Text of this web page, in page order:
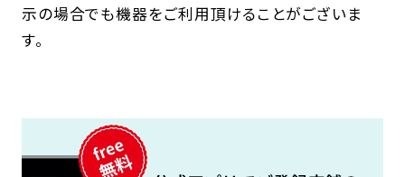
示の場合でも機器をご利用頂けることがございま
す。